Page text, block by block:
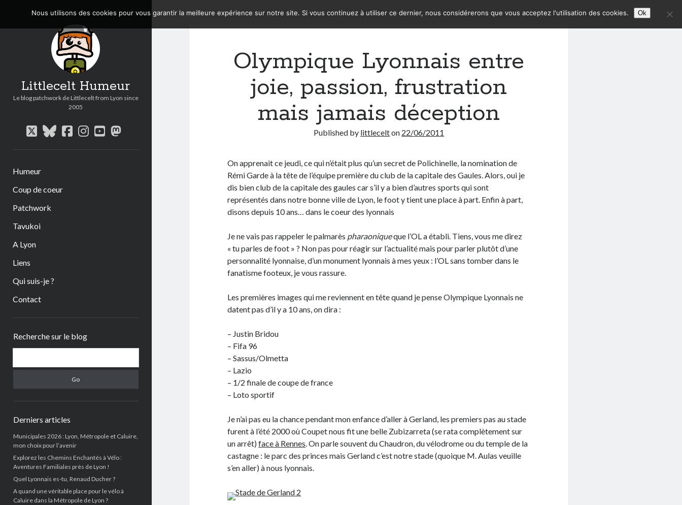
Littlecelt Humeur
Le blog patchwork de Littlecelt from Lyon since
2005
twitterbluesky
facebook
instagram
youtube
mastodon
Humeur
Coup de coeur
Patchwork
Tavukoi
A Lyon
Liens
Qui suis-je ?
Contact
Recherche sur le blog
Derniers articles
Municipales 2026 : Lyon, Métropole et Caluire,
mon choix pour l’avenir
Explorez les Chemins Enchantés à Vélo :
Aventures Familiales près de Lyon !
Quel Lyonnais es-tu, Renaud Ducher ?
A quand une véritable place pour le vélo à
Caluire dans la Métropole de Lyon ?
Olympique Lyonnais entre
joie, passion, frustration
mais jamais déception
Published by littlecelton 22/06/2011
On apprenait ce jeudi, ce qui n’était plus qu’un secret de Polichinelle, la nomination de
Rémi Garde à la tête de l’équipe première du club de la capitale des Gaules. Alors, oui je
dis bien club de la capitale des gaules car s’il y a bien d’autres sports qui sont
représentés dans notre bonne ville de Lyon, le foot y tient une place à part. Enfin à part,
disons depuis 10 ans… dans le coeur des lyonnais
Je ne vais pas rappeler le palmarès pharaoniqueque l’OL a établi. Tiens, vous me direz
« tu parles de foot » ? Non pas pour réagir sur l’actualité mais pour parler plutôt d’une
personnalité lyonnaise, d’un monument lyonnais à mes yeux : l’OL sans tomber dans le
fanatisme footeux, je vous rassure.
Les premières images qui me reviennent en tête quand je pense Olympique Lyonnais ne
datent pas d’il y a 10 ans, on dira :
– Justin Bridou
– Fifa 96
– Sassus/Olmetta
– Lazio
– 1/2 finale de coupe de france
– Loto sportif
Je n’ai pas eu la chance pendant mon enfance d’aller à Gerland, les premiers pas au stade
furent à l’été 2000 où Coupet nous fit une belle Zubizarreta (se rata complètement sur
un arrêt)face à Rennes. On parle souvent du Chaudron, du vélodrome ou du temple de la
castagne : le parc des princes mais Gerland c’est notre stade (quoique M. Aulas veuille
s’en aller) à nous lyonnais.
Nous utilisons des cookies pour vous garantir la meilleure expérience sur notre site. Si vous continuez à utiliser ce dernier, nous considérerons que vous acceptez l'utilisation des cookies. Ok